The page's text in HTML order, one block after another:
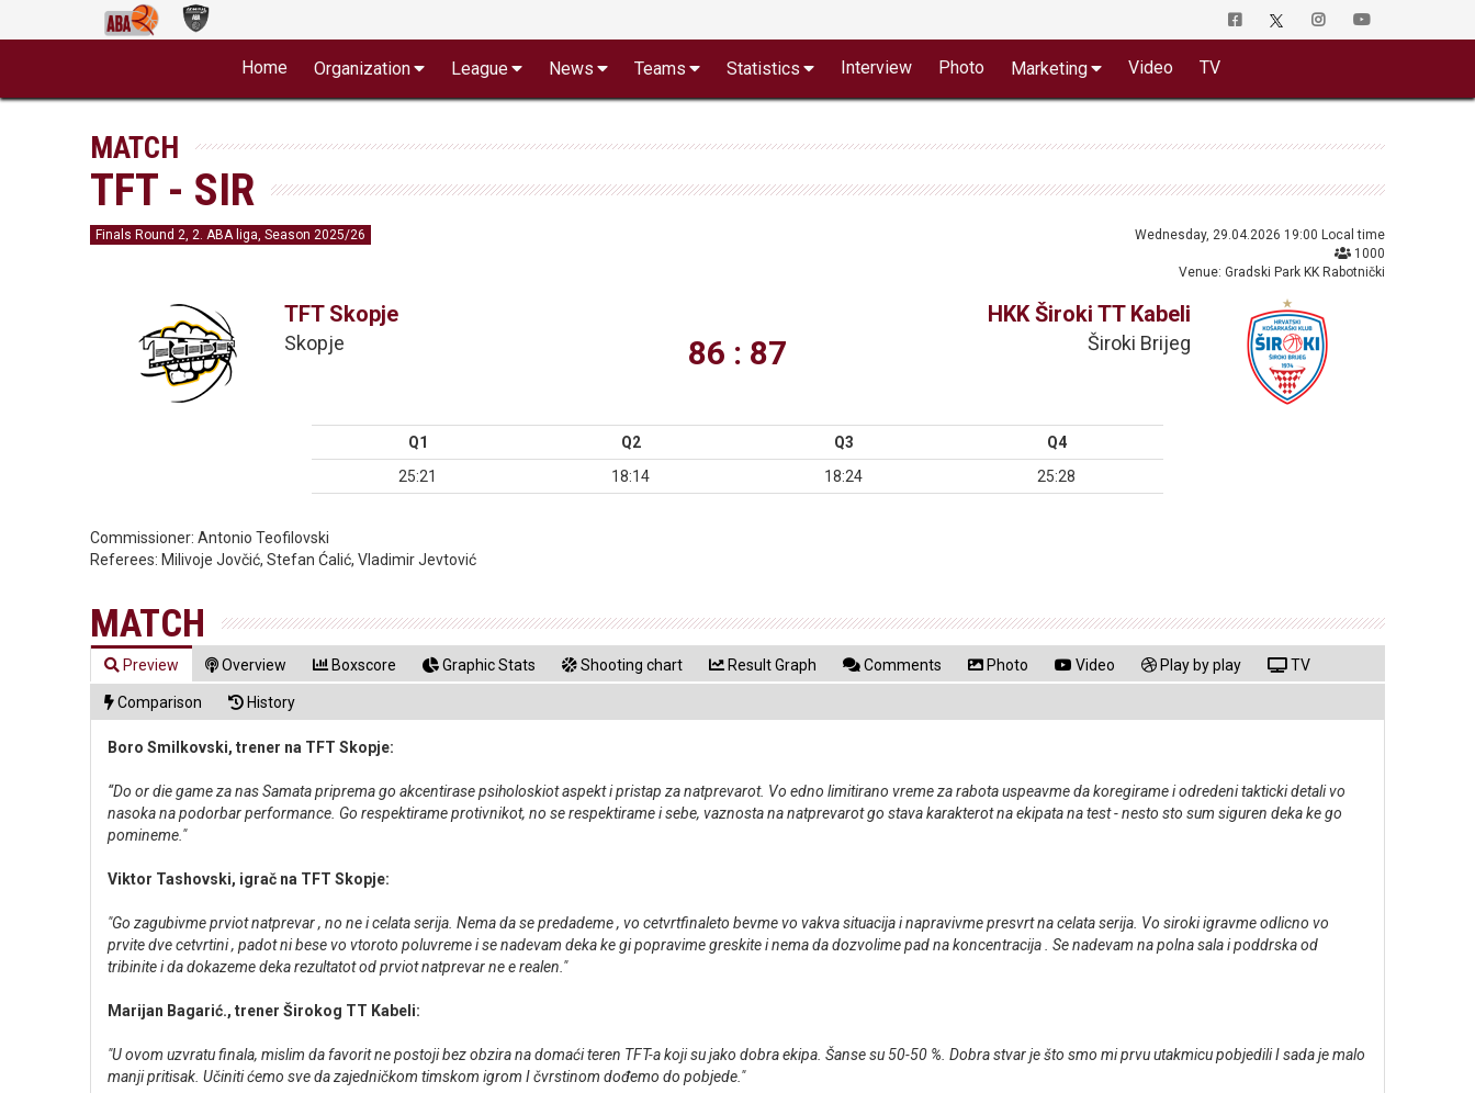
Home Organization League News Teams Statistics Interview Photo Marketing Video TV
MATCH
TFT - SIR
Finals Round 2, 2. ABA liga, Season 2025/26
Wednesday, 29.04.2026 19:00 Local time
1000
Venue: Gradski Park KK Rabotnički
TFT Skopje
Skopje 86 : 87
HKK Široki TT Kabeli
Široki Brijeg
Q1 Q2 Q3
Q4
25:21
18:14 18:24 25:28
Commissioner:Antonio Teofilovski
Referees: Milivoje Jovčić, Stefan Ćalić, Vladimir Jevtović
MATCH
Preview Overview Boxscore Graphic Stats Shooting chart Result Graph Comments Photo Video Play by play TV
Comparison History
Boro Smilkovski, trener na TFT Skopje:
“Do or die game za nas Samata priprema go akcentirase psiholoskiot aspekt i pristap za natprevarot. Vo edno limitirano vreme za rabota uspeavme da koregirame i odredeni takticki detali vo
nasoka na podorbar performance. Go respektirame protivnikot, no se respektirame i sebe, vaznosta na natprevarot go stava karakterot na ekipata na test - nesto sto sum siguren deka ke go
pomineme."
Viktor Tashovski, igrač na TFT Skopje:
"Go zagubivme prviot natprevar , no ne i celata serija. Nema da se predademe , vo cetvrtfinaleto bevme vo vakva situacija i napravivme presvrt na celata serija. Vo siroki igravme odlicno vo
prvite dve cetvrtini , padot ni bese vo vtoroto poluvreme i se nadevam deka ke gi popravime greskite i nema da dozvolime pad na koncentracija . Se nadevam na polna sala i poddrska od
tribinite i da dokazeme deka rezultatot od prviot natprevar ne e realen."
Marijan Bagarić., trener Širokog TT Kabeli:
"U ovom uzvratu finala, mislim da favorit ne postoji bez obzira na domaći teren TFT-a koji su jako dobra ekipa. Šanse su 50-50 %. Dobra stvar je što smo mi prvu utakmicu pobjedili I sada je malo
manji pritisak. Učiniti ćemo sve da zajedničkom timskom igrom I čvrstinom dođemo do pobjede."